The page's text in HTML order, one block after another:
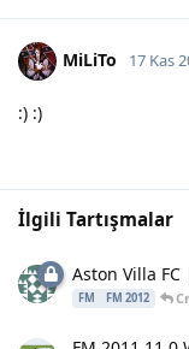
MiLiTo 17 Kas
:) :)
İlgili Tartışmalar
Aston Villa
FM FM 2012